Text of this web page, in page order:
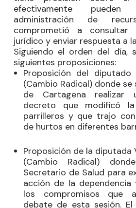
efectivamente
administración de
comprometió a
jurídico y enviar respuesta a
Siguiendo el orden del día,
siguientes proposiciones:
Proposición del diputado
(Cambio Radical) donde
de Cartagena realizar
decreto que modificó
parrilleros y que trajo
de hurtos en diferentes
Proposición de la diputada
(Cambio Radical)
Secretario de Salud para
acción de la
los compromisos que
debate de esta sesión.